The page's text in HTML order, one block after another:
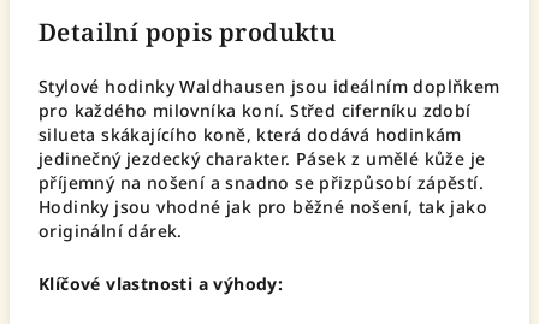
Detailní popis produktu
Stylové hodinky Waldhausen jsou ideálním doplňkem
pro každého milovníka koní. Střed ciferníku zdobí
silueta skákajícího koně, která dodává hodinkám
jedinečný jezdecký charakter. Pásek z umělé kůže je
příjemný na nošení a snadno se přizpůsobí zápěstí.
Hodinky jsou vhodné jak pro běžné nošení, tak jako
originální dárek.
Klíčové vlastnosti a výhody: